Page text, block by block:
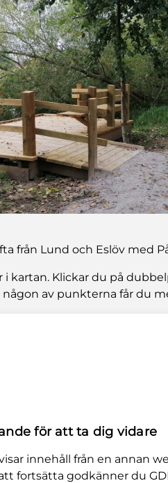
från Lund och Eslöv med
kartan. Klickar du på
av punkterna får du
för att ta dig vidare
innehåll från en annan
fortsätta godkänner du